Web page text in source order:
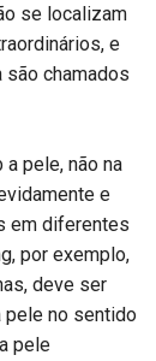
se localizam
e
chamados
pele, não na
e
em diferentes
por exemplo,
deve ser
pele no sentido
pele